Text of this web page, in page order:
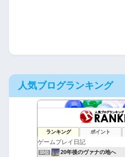
人気ブログランキング
ランキング ポイント
28位 takanoriブログ
29位 【ゲーム】モチベーショ
30位 20年後のヴァナの地へ